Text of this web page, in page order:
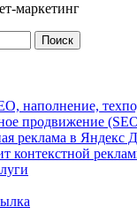
маркетинг
наполнение,
продвижение
реклама в Яндекс
контекстной